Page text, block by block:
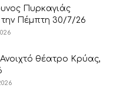
Πυρκαγιάς
την Πέμπτη 30/7/26
θέατρο Κρύας,